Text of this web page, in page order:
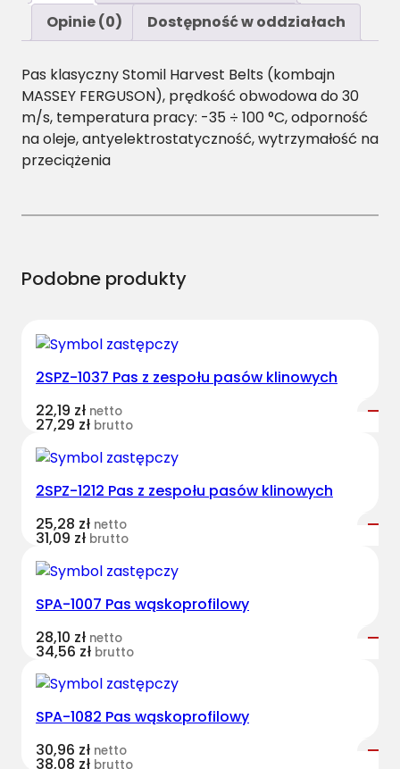
/
-
2
2
4
0
a
Opinie (0)
Dostępność w oddziałach
Pas klasyczny Stomil Harvest Belts (kombajn
MASSEY FERGUSON), prędkość obwodowa do 30
m/s, temperatura pracy: -35 ÷ 100 °C, odporność
na oleje, antyelektrostatyczność, wytrzymałość na
przeciążenia
Podobne produkty
2SPZ-1037 Pas z zespołu pasów klinowych
22,19 zł netto
27,29 zł brutto
2SPZ-1212 Pas z zespołu pasów klinowych
25,28 zł netto
31,09 zł brutto
SPA-1007 Pas wąskoprofilowy
28,10 zł netto
34,56 zł brutto
SPA-1082 Pas wąskoprofilowy
30,96 zł netto
38,08 zł brutto